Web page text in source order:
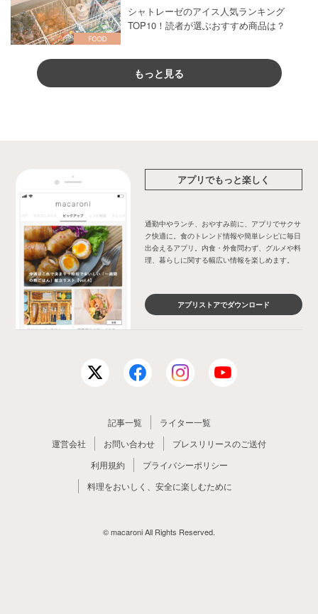
シャトレーゼのアイス人気ランキング
TOP10！読者が選ぶおすすめ商品は？
もっと見る
アプリでもっと楽しく
通勤中やランチ、おやすみ前に、アプリでサクサ
ク快適に。食のトレンド情報や簡単レシピに毎日
出会えるアプリ。内食・外食問わず、グルメや料
理、暮らしに関する幅広い情報を楽しめます。
アプリストアでダウンロード
記事一覧
ライター一覧
運営会社
お問い合わせ
プレスリリースのご送付
利用規約
プライバシーポリシー
料理をおいしく、安全に楽しむために
© macaroni All Rights Reserved.